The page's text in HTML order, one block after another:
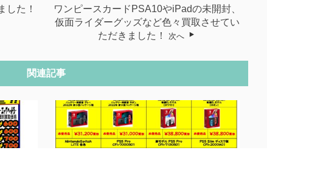
した！
ワンピースカードPSA10やiPadの未開封、
仮面ライダーグッズなど色々買取させてい
ただきました！
次へ
関連記事